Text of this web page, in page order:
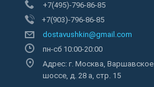
+7(495)-796-86-85
+7(903)-796-86-85
dostavushkin@gmail.com
пн-сб 10:00-20:00
Адрес: г. Москва, Варшавское
шоссе, д. 28 а, стр. 15